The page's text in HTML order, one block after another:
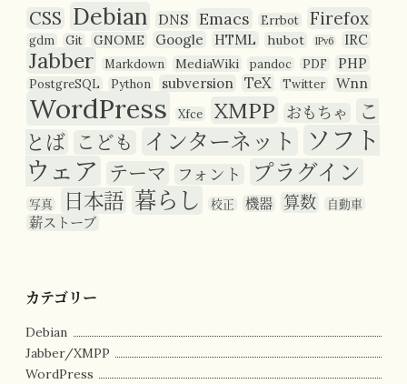
CSS Debian DNS Emacs Errbot Firefox
gdm Git GNOME Google HTML hubot IPv6 IRC
Jabber Markdown MediaWiki pandoc PDF PHP
PostgreSQL Python subversion TeX Twitter Wnn
WordPress Xfce XMPP おもちゃ
こ
とば こども インターネット
ソフト
ウェア
テーマ フォント プラグイン
写真 日本語 暮らし 校正 機器 算数 自動車
薪ストーブ
カテゴリー
Debian
Jabber/XMPP
WordPress